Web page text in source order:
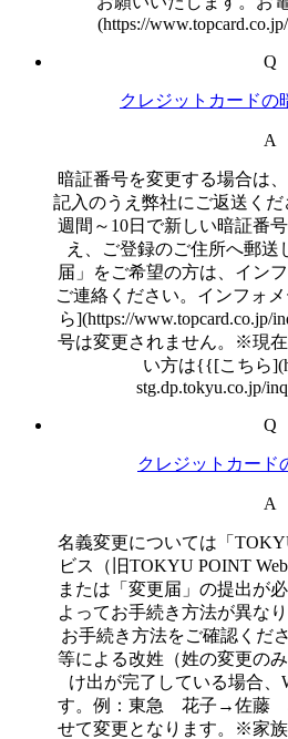
(https://
Q
クレジットカードの
A
暗証番号を変更する場合は
記入のうえ弊社にご返送く
週間～10日で新しい暗証番
え、ご登録のご住所へ郵送
届」をご希望の方は、イン
ご連絡ください。インフォ
ら](https://
号は変更されません。※現
い方は{{[こちら
stg.dp.tokyu.co.jp/
Q
クレジットカード
A
名義変更については「
ビス（旧TOKYU POINT
または「変更届」の提出が
よってお手続き方法が異な
お手続き方法をご確認くだ
等による改姓（姓の変更の
け出が完了している場合、
す。例：東急 花子→佐藤
せて変更となります。※家